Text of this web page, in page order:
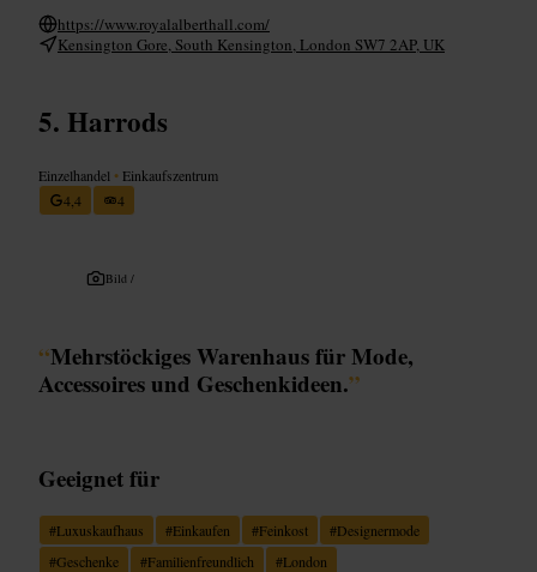
https://www.royalalberthall.com/
Kensington Gore, South Kensington, London SW7 2AP, UK
Harrods
Einzelhandel • Einkaufszentrum
4,4
4
Bild /
“Mehrstöckiges Warenhaus für Mode,
Accessoires und Geschenkideen.”
Geeignet für
#Luxuskaufhaus #Einkaufen #Feinkost #Designermode
#Geschenke #Familienfreundlich #London